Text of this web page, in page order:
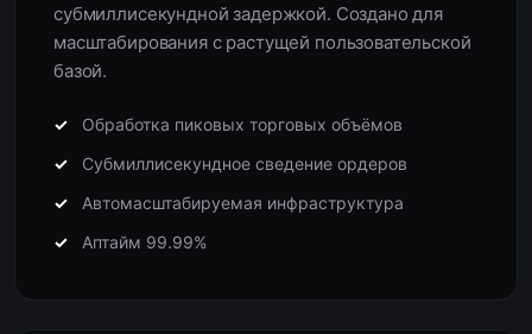
субмиллисекундной задержкой. Создано для
масштабирования с растущей пользовательской
базой.
Обработка пиковых торговых объёмов
Субмиллисекундное сведение ордеров
Автомасштабируемая инфраструктура
Аптайм 99.99%